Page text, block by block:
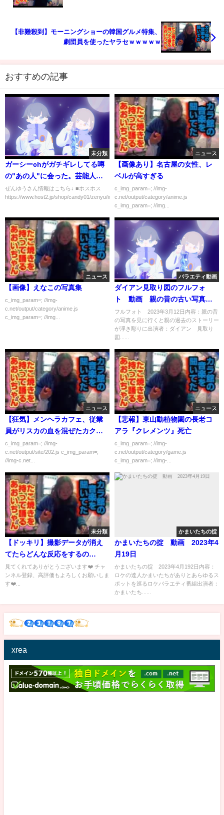
【非難殺到】モーニングショーの韓国グルメ特集、
劇団員を使ったヤラセｗｗｗｗｗ
おすすめの記事
未分類
ガーシーchがガチギレしてる噂
の"あの人"に会った。芸能人の
逸話あります
ぜんゆうさん情報はこちら↓ ■ホスホス
https://www.host2.jp/shop/candy01/zenyu/index_sp.h...
ニュース
【画像あり】名古屋の女性、レ
ベルが高すぎる
c_img_param=; //img-
c.net/output/category/anime.js
c_img_param=; //img...
ニュース
【画像】えなこの写真集
c_img_param=; //img-
c.net/output/category/anime.js
c_img_param=; //img...
バラエティ動画
ダイアン見取り図のフルフォ
ト 動画 親の昔の古い写真を
見る 3月12日
フルフォト 2023年3月12日内容：親の昔
の写真を見に行くと親の過去のストーリー
が浮き彫りに出演者：ダイアン 見取り
図......
ニュース
【狂気】メンヘラカフェ、従業
員がリスカの血を混ぜたカクテ
ルを提供
c_img_param=; //img-
c.net/output/site/202.js c_img_param=;
//img-c.net...
ニュース
【悲報】東山動植物園の長老コ
アラ『クレメンツ』死亡
c_img_param=; //img-
c.net/output/category/game.js
c_img_param=; //img-...
未分類
【ドッキリ】撮影データが消え
てたらどんな反応をするの
か・・！？【検証】
見てくれてありがとうございます❤️ チャ
ンネル登録、高評価もよろしくお願いしま
す❤️...
かまいたちの掟
かまいたちの掟 動画 2023年4
月19日
かまいたちの掟 2023年4月192日内容：
ロケの達人かまいたちがありとあらゆるス
ポットを巡るロケバラエティ番組出演者：
かまいたち......
xrea